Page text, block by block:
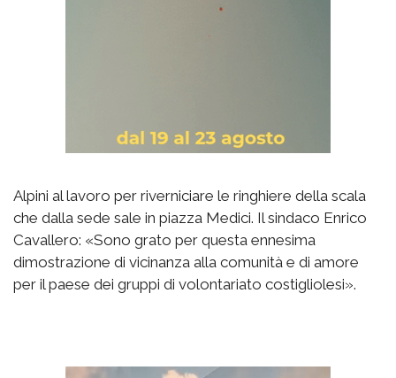
Alpini al lavoro per riverniciare le ringhiere della scala
che dalla sede sale in piazza Medici. Il sindaco Enrico
Cavallero: «Sono grato per questa ennesima
dimostrazione di vicinanza alla comunità e di amore
per il paese dei gruppi di volontariato costigliolesi».